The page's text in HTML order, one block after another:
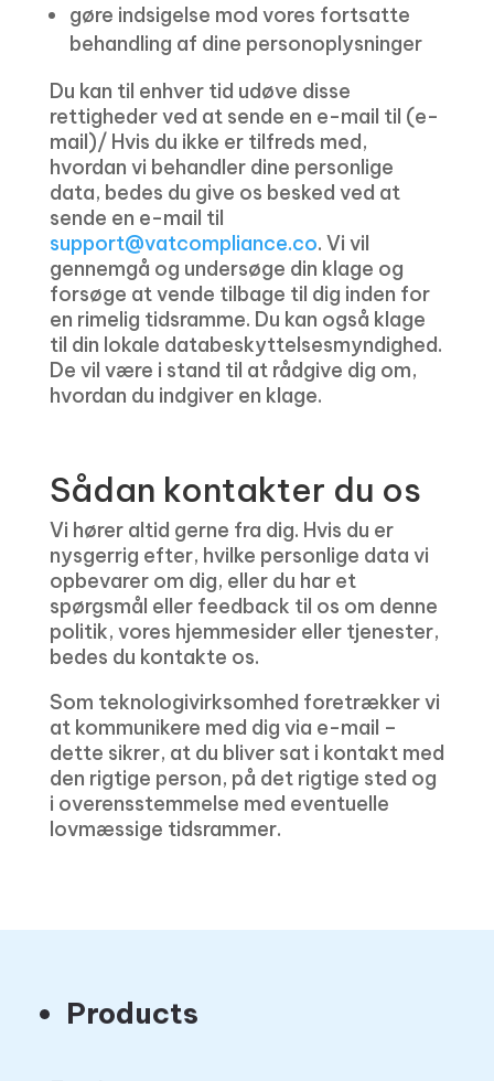
gøre indsigelse mod vores fortsatte
behandling af dine personoplysninger
Du kan til enhver tid udøve disse
rettigheder ved at sende en e-mail til (e-
mail)/ Hvis du ikke er tilfreds med,
hvordan vi behandler dine personlige
data, bedes du give os besked ved at
sende en e-mail til
support@vatcompliance.co. Vi vil
gennemgå og undersøge din klage og
forsøge at vende tilbage til dig inden for
en rimelig tidsramme. Du kan også klage
til din lokale databeskyttelsesmyndighed.
De vil være i stand til at rådgive dig om,
hvordan du indgiver en klage.
Sådan kontakter du os
Vi hører altid gerne fra dig. Hvis du er
nysgerrig efter, hvilke personlige data vi
opbevarer om dig, eller du har et
spørgsmål eller feedback til os om denne
politik, vores hjemmesider eller tjenester,
bedes du kontakte os.
Som teknologivirksomhed foretrækker vi
at kommunikere med dig via e-mail –
dette sikrer, at du bliver sat i kontakt med
den rigtige person, på det rigtige sted og
i overensstemmelse med eventuelle
lovmæssige tidsrammer.
Products